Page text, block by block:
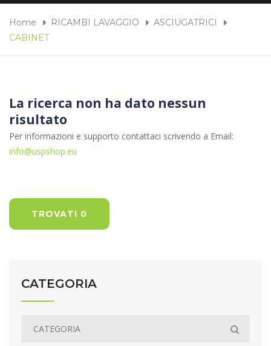
Home RICAMBI LAVAGGIO
ASCIUGATRICI
CABINET
La ricerca non ha dato nessun
risultato
Per informazioni e supporto contattaci scrivendo a Email:
info@uspshop.eu
TROVATI 0
CATEGORIA